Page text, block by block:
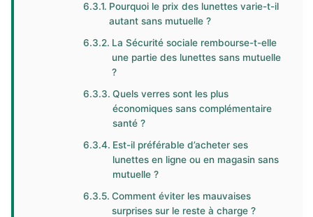
Pourquoi le prix des lunettes varie-t-il
autant sans mutuelle ?
La Sécurité sociale rembourse-t-elle
une partie des lunettes sans mutuelle
?
Quels verres sont les plus
économiques sans complémentaire
santé ?
Est-il préférable d’acheter ses
lunettes en ligne ou en magasin sans
mutuelle ?
Comment éviter les mauvaises
surprises sur le reste à charge ?